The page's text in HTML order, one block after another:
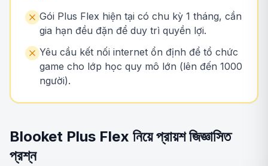
Gói Plus Flex hiện tại có chu kỳ 1 tháng, cần
gia hạn đều đặn để duy trì quyền lợi.
Yêu cầu kết nối internet ổn định để tổ chức
game cho lớp học quy mô lớn (lên đến 1000
người).
Blooket Plus Flex নিয়ে প্রায়শ জিজ্ঞাসিত
প্রশ্ন